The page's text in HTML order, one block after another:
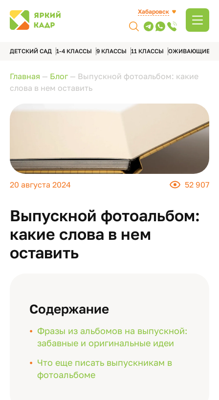
Хабаровск
ДЕТСКИЙ САД 1-4 КЛАССЫ 9 КЛАССЫ 11 КЛАССЫ ОЖИВАЮЩИЕ
Главная — Блог — Выпускной фотоальбом: какие
слова в нем оставить
20 августа 2024 52 907
Выпускной фотоальбом:
какие слова в нем
оставить
Содержание
Фразы из альбомов на выпускной:
забавные и оригинальные идеи
Что еще писать выпускникам в
фотоальбоме